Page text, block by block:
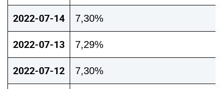
2022-07-14 7,30%
2022-07-13 7,29%
2022-07-12 7,30%